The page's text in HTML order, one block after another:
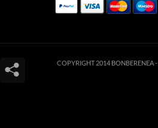
COPYRIGHT 2014 BONBERENEA -